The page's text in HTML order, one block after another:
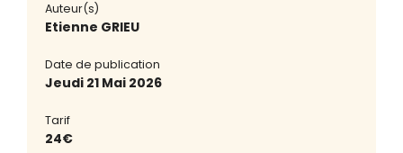
Auteur(s)
Etienne GRIEU
Date de publication
Jeudi 21 Mai 2026
Tarif
24€